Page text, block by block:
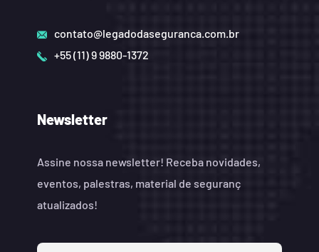
contato@legadodaseguranca.com.br
+55 (11) 9 9880-1372
Newsletter
Assine nossa newsletter! Receba novidades,
eventos, palestras, material de seguranç
atualizados!